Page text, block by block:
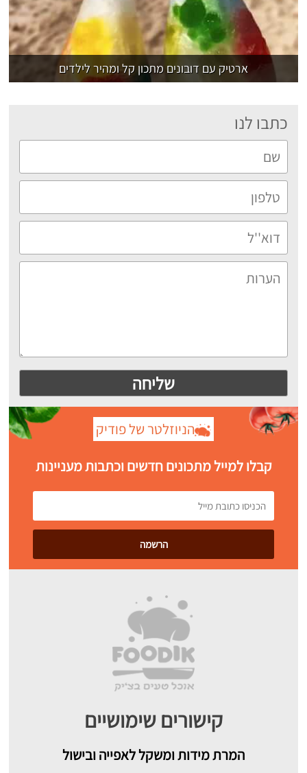
ארטיק עם דובונים מתכון קל ומהיר לילדים
כתבו לנו
הניוזלטר של פודיק
קבלו למייל מתכונים חדשים וכתבות מעניינות
קישורים שימושיים
המרת מידות ומשקל לאפייה ובישול